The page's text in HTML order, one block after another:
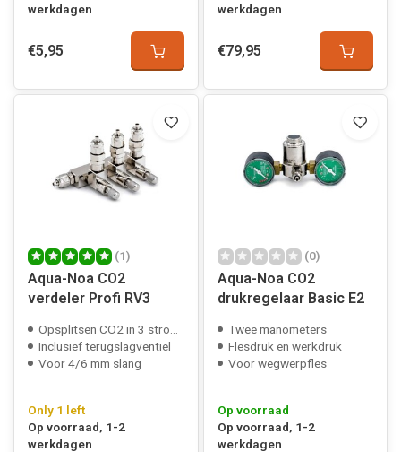
werkdagen
€5,95
werkdagen
€79,95
(1)
Aqua-Noa CO2
verdeler Profi RV3
Opsplitsen CO2 in 3 stromen
Inclusief terugslagventiel
Voor 4/6 mm slang
Only 1 left
Op voorraad, 1-2
werkdagen
(0)
Aqua-Noa CO2
drukregelaar Basic E2
Twee manometers
Flesdruk en werkdruk
Voor wegwerpfles
Op voorraad
Op voorraad, 1-2
werkdagen